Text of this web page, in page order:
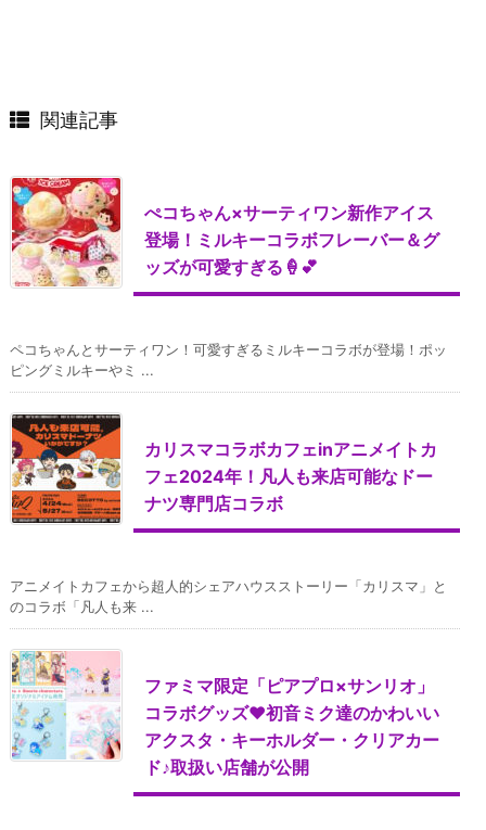
関連記事
ぺコちゃん×サーティワン新作アイス
登場！ミルキーコラボフレーバー＆グ
ッズが可愛すぎる🍦💕
ペコちゃんとサーティワン！可愛すぎるミルキーコラボが登場！ポッ
ピングミルキーやミ ...
カリスマコラボカフェinアニメイトカ
フェ2024年！凡人も来店可能なドー
ナツ専門店コラボ
アニメイトカフェから超人的シェアハウスストーリー「カリスマ」と
のコラボ「凡人も来 ...
ファミマ限定「ピアプロ×サンリオ」
コラボグッズ♥初音ミク達のかわいい
アクスタ・キーホルダー・クリアカー
ド♪取扱い店舗が公開